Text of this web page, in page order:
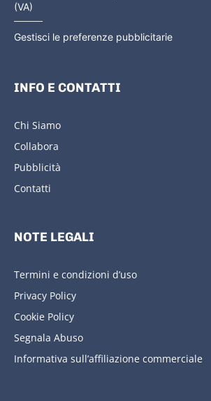
(VA)
Gestisci le preferenze pubblicitarie
INFO E CONTATTI
Chi Siamo
Collabora
Pubblicità
Contatti
NOTE LEGALI
Termini e condizioni d’uso
Privacy Policy
Cookie Policy
Segnala Abuso
Informativa sull’affiliazione commerciale